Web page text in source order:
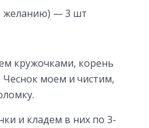
желанию) — 3 шт
кружочками, корень
Чеснок моем и чистим,
и кладем в них по 3-